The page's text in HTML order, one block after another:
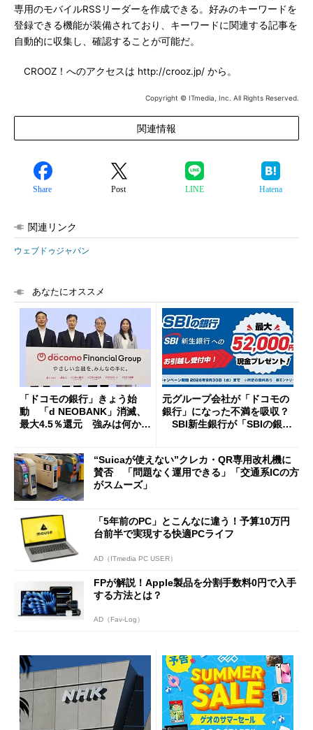
専用のモバイルRSSリーダーを作成できる。好みのキーワードを
登録できる機能が装備されており、キーワードに関連する記事を
自動的に収集し、確認することが可能だ。
CROOZ！へのアクセスは http://crooz.jp/ から。
Copyright © ITmedia, Inc. All Rights Reserved.
関連情報
Share Post LINE Hatena
関連リンク
ウェブドゥジャパン
あなたにオススメ
「ドコモの銀行」きょう始
動 「d NEOBANK」消滅、
最大4.5％還元 強みは何か解
元グループ会社が「ドコモの
銀行」になった不満を吸収？
SBI新生銀行が「SBIの銀
開催
“Suicaが使えない”クレカ・QR専用改札機に
賛否 「問題なく運用できる」「交通系ICの方
がスムーズ」
「5年前のPC」とこんなに違う！予算10万円
台前半で実現する快適PCライフ
AD（ITmedia PC USER）
FPが解説！Apple製品を分割手数料0円で入手
する方法とは？
AD（Fav-Log）